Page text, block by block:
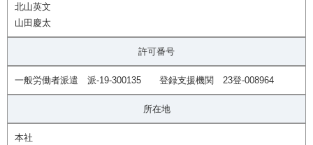
北山英文
山田慶太
許可番号
一般労働者派遣 派-19-300135 登録支援機関 23登-008964
所在地
本社